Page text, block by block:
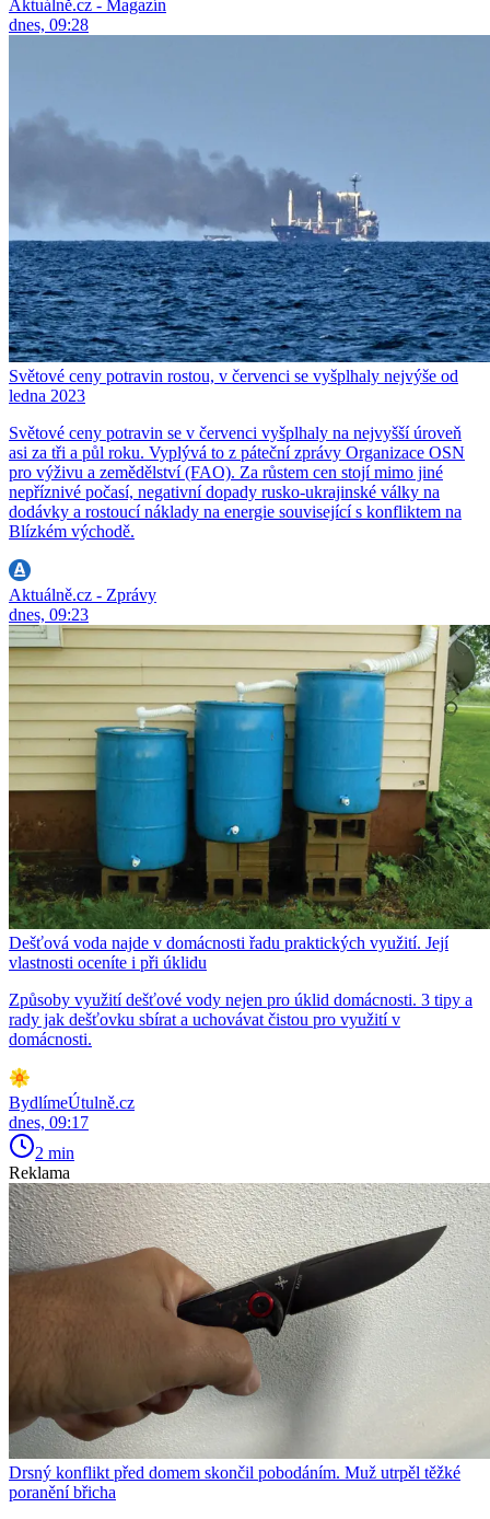
Aktuálně.cz - Magazín
dnes, 09:28
Světové ceny potravin rostou, v červenci se vyšplhaly nejvýše od
ledna 2023
Světové ceny potravin se v červenci vyšplhaly na nejvyšší úroveň
asi za tři a půl roku. Vyplývá to z páteční zprávy Organizace OSN
pro výživu a zemědělství (FAO). Za růstem cen stojí mimo jiné
nepříznivé počasí, negativní dopady rusko-ukrajinské války na
dodávky a rostoucí náklady na energie související s konfliktem na
Blízkém východě.
Aktuálně.cz - Zprávy
dnes, 09:23
Dešťová voda najde v domácnosti řadu praktických využití. Její
vlastnosti oceníte i při úklidu
Způsoby využití dešťové vody nejen pro úklid domácnosti. 3 tipy a
rady jak dešťovku sbírat a uchovávat čistou pro využití v
domácnosti.
BydlímeÚtulně.cz
dnes, 09:17
2 min
Reklama
Drsný konflikt před domem skončil pobodáním. Muž utrpěl těžké
poranění břicha